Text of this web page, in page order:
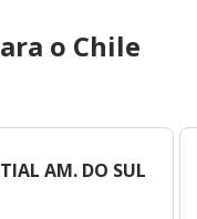
o Chile
AM. DO SUL